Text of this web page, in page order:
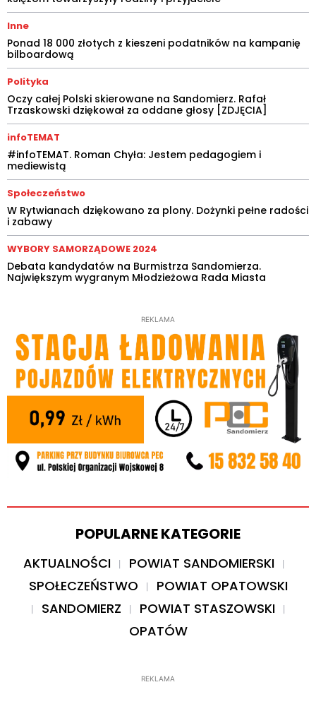
Inne
Ponad 18 000 złotych z kieszeni podatników na kampanię
bilboardową
Polityka
Oczy całej Polski skierowane na Sandomierz. Rafał
Trzaskowski dziękował za oddane głosy [ZDJĘCIA]
infoTEMAT
#infoTEMAT. Roman Chyła: Jestem pedagogiem i
mediewistą
Społeczeństwo
W Rytwianach dziękowano za plony. Dożynki pełne radości
i zabawy
WYBORY SAMORZĄDOWE 2024
Debata kandydatów na Burmistrza Sandomierza.
Największym wygranym Młodzieżowa Rada Miasta
REKLAMA
POPULARNE KATEGORIE
AKTUALNOŚCI
POWIAT SANDOMIERSKI
SPOŁECZEŃSTWO
POWIAT OPATOWSKI
SANDOMIERZ
POWIAT STASZOWSKI
OPATÓW
REKLAMA